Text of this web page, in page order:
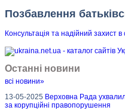
Позбавлення
Консультація та надійний захист в
Останні новини
всі новини»
13-05-2025 Верховна Рада
за корупційні правопорушення